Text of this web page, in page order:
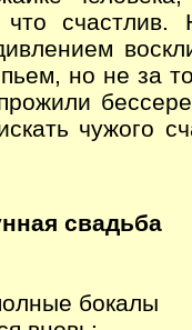
что
но не за
чужого
свадьба
бокалы